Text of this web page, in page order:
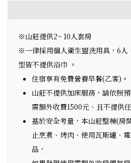
※山莊提供2~ 10人套房
※一律採用個人衛生盥洗用具，6人
型皆不提供浴巾 。
住宿享有免費營養早餐(乙客)。
山莊不提供加床服務，請依照
需額外收費1500元、且不提供
基於安全考量，本山莊整棟(房
止烹煮、烤肉、使用瓦斯罐、
品，